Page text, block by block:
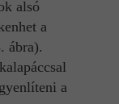
alsó
a
ábra).
a